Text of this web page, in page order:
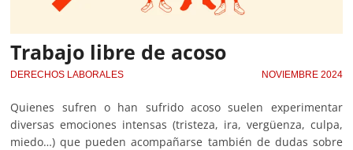
Trabajo libre de acoso
DERECHOS LABORALES NOVIEMBRE 2024
Quienes sufren o han sufrido acoso suelen experimentar
diversas emociones intensas (tristeza, ira, vergüenza, culpa,
miedo…) que pueden acompañarse también de dudas sobre